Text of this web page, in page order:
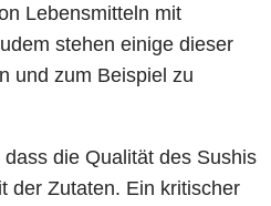
Lebensmitteln mit
stehen einige dieser
und zum Beispiel zu
die Qualität des Sushis
der Zutaten. Ein kritischer